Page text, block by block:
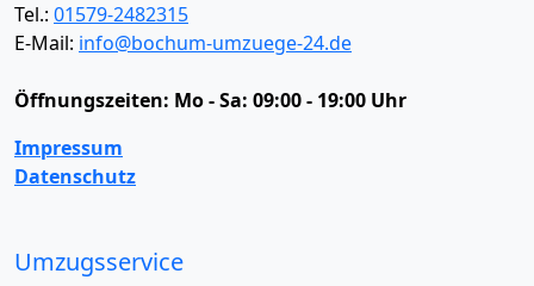
Tel.: 01579-2482315
E-Mail: info@bochum-umzuege-24.de
Öffnungszeiten: Mo - Sa: 09:00 - 19:00 Uhr
Impressum
Datenschutz
Umzugsservice